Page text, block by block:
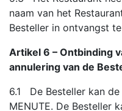
naam van het
Besteller in ontvangst
Artikel 6 – Ontbinding
annulering van de
6.1 De Besteller kan
MENUTE. De Besteller